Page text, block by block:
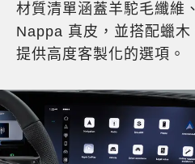
材質清單涵蓋羊駝毛纖維
Nappa 真皮，並搭配蠟木
提供高度客製化的選項。